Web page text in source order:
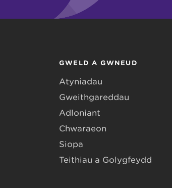
GWELD A GWNEUD
Atyniadau
Gweithgareddau
Adloniant
Chwaraeon
Siopa
Teithiau a Golygfeydd